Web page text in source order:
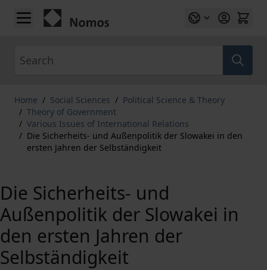
Skip to Content
Home / Social Sciences / Political Science & Theory
/ Theory of Government
/ Various Issues of International Relations
/ Die Sicherheits- und Außenpolitik der Slowakei in den
ersten Jahren der Selbständigkeit
Die Sicherheits- und
Außenpolitik der Slowakei in
den ersten Jahren der
Selbständigkeit